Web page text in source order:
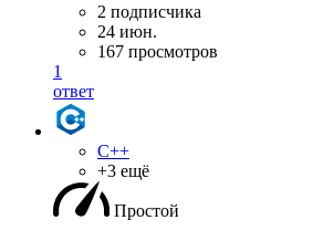
2 подписчика
24 июн.
167 просмотров
1
ответ
C++
+3 ещё
Простой